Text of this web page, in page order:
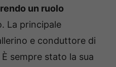
un ruolo
La principale
e conduttore di
sempre stato la sua